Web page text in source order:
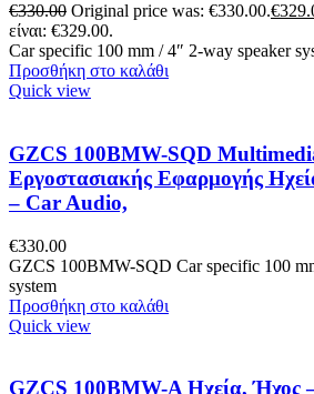
€330.00 Original price was: €330.00.€
είναι: €329.00.
Car specific 100 mm / 4″ 2-way speaker
Προσθήκη στο καλάθι
Quick view
GZCS 100BMW-SQD
Εργοστασιακής Εφαρμογής
– Car Audio,
€330.00
GZCS 100BMW-SQD Car specific 100
system
Προσθήκη στο καλάθι
Quick view
GZCS 100BMW-A Ηχεία, Ήχος